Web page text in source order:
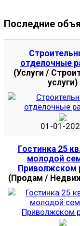
Последние
отделочные
(Услуги /
услуги)
01-01-
Гостинка 25
молодой
Приволжском
(Продам /